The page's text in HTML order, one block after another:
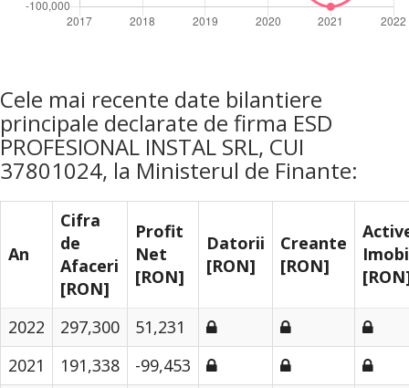
Cele mai recente date bilantiere
principale declarate de firma ESD
PROFESIONAL INSTAL SRL, CUI
37801024, la Ministerul de Finante:
An
Cifra
de
Afaceri
[RON]
Profit
Net
[RON]
Datorii
[RON]
Creante
[RON]
2022 297,300
51,231
2021
191,338
-99,453